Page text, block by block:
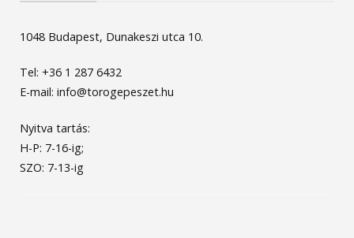
1048 Budapest, Dunakeszi utca 10.
Tel: +36 1 287 6432
E-mail: info@torogepeszet.hu
Nyitva tartás:
H-P: 7-16-ig;
SZO: 7-13-ig